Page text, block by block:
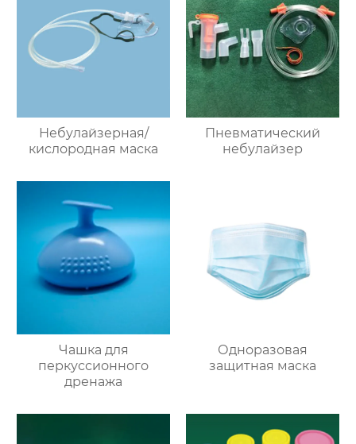
Небулайзерная/
кислородная маска
Пневматический
небулайзер
Чашка для
перкуссионного
дренажа
Одноразовая
защитная маска